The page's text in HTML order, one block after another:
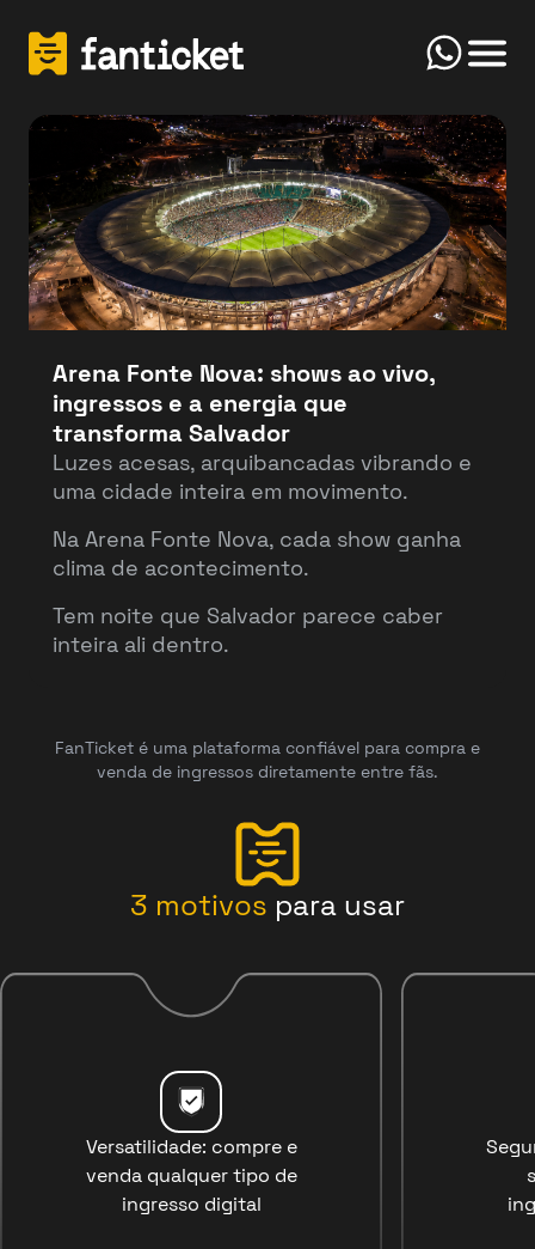
Click
Arena Fonte Nova: shows ao vivo,
ingressos e a energia que
transforma Salvador
Luzes acesas, arquibancadas vibrando e
uma cidade inteira em movimento.
Na Arena Fonte Nova, cada show ganha
clima de acontecimento.
Tem noite que Salvador parece caber
inteira ali dentro.
FanTicket é uma plataforma confiável para compra e
venda de ingressos diretamente entre fãs.
3 motivos para usar
Versatilidade: compre e
venda qualquer tipo de
ingresso digital
FanTicket
Olá! Bem-vindo(a) ao FanTicketBot. Como
posso te ajudar hoje? Você deseja vender ou
Vender
Your message
Send